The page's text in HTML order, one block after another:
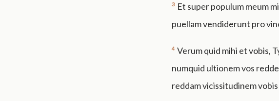
3 Et super populum meum
puellam vendiderunt pro
4 Verum quid mihi et vobis,
numquid ultionem vos
reddam vicissitudinem